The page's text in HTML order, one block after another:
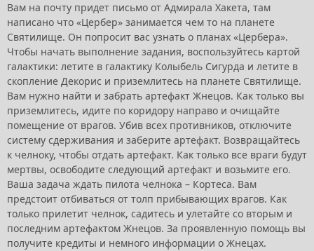
Вам на почту придет письмо от Адмирала Хакета, там
написано что «Цербер» занимается чем то на планете
Святилище. Он попросит вас узнать о планах «Цербера».
Чтобы начать выполнение задания, воспользуйтесь картой
галактики: летите в галактику Колыбель Сигурда и летите в
скопление Декорис и приземлитесь на планете Святилище.
Вам нужно найти и забрать артефакт Жнецов. Как только вы
приземлитесь, идите по коридору направо и очищайте
помещение от врагов. Убив всех противников, отключите
систему сдерживания и заберите артефакт. Возвращайтесь
к челноку, чтобы отдать артефакт. Как только все враги будут
мертвы, освободите следующий артефакт и возьмите его.
Ваша задача ждать пилота челнока – Кортеса. Вам
предстоит отбиваться от толп прибывающих врагов. Как
только прилетит челнок, садитесь и улетайте со вторым и
последним артефактом Жнецов. За проявленную помощь вы
получите кредиты и немного информации о Жнецах.